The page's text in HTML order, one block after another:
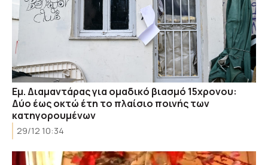
Εμ. Διαμαντάρας για ομαδικό βιασμό 15χρονου:
Δύο έως οκτώ έτη το πλαίσιο ποινής των
κατηγορουμένων
29/12 10:34